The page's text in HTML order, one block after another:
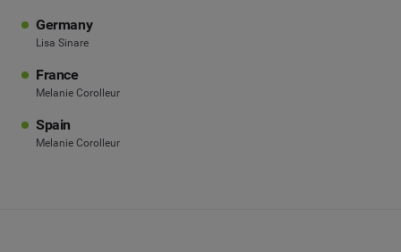
Germany
Lisa Sinare
France
Melanie Corolleur
Spain
Melanie Corolleur